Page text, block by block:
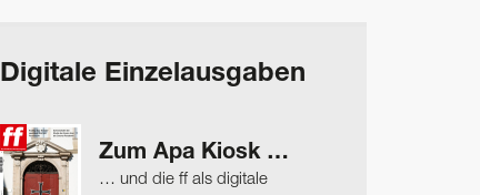
Digitale Einzelausgaben
Zum Apa Kiosk …
… und die ff als digitale